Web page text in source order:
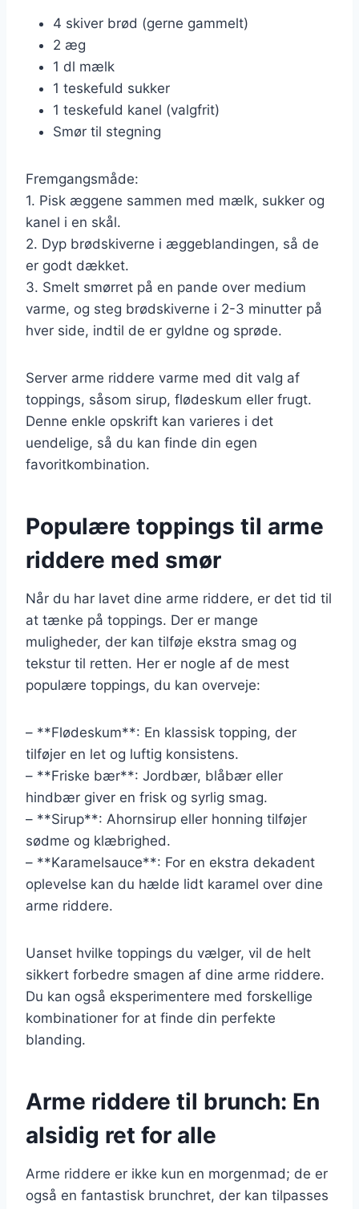
4 skiver brød (gerne gammelt)
2 æg
1 dl mælk
1 teskefuld sukker
1 teskefuld kanel (valgfrit)
Smør til stegning
Fremgangsmåde:
1. Pisk æggene sammen med mælk, sukker og
kanel i en skål.
2. Dyp brødskiverne i æggeblandingen, så de
er godt dækket.
3. Smelt smørret på en pande over medium
varme, og steg brødskiverne i 2-3 minutter på
hver side, indtil de er gyldne og sprøde.
Server arme riddere varme med dit valg af
toppings, såsom sirup, flødeskum eller frugt.
Denne enkle opskrift kan varieres i det
uendelige, så du kan finde din egen
favoritkombination.
Populære toppings til arme
riddere med smør
Når du har lavet dine arme riddere, er det tid til
at tænke på toppings. Der er mange
muligheder, der kan tilføje ekstra smag og
tekstur til retten. Her er nogle af de mest
populære toppings, du kan overveje:
– **Flødeskum**: En klassisk topping, der
tilføjer en let og luftig konsistens.
– **Friske bær**: Jordbær, blåbær eller
hindbær giver en frisk og syrlig smag.
– **Sirup**: Ahornsirup eller honning tilføjer
sødme og klæbrighed.
– **Karamelsauce**: For en ekstra dekadent
oplevelse kan du hælde lidt karamel over dine
arme riddere.
Uanset hvilke toppings du vælger, vil de helt
sikkert forbedre smagen af dine arme riddere.
Du kan også eksperimentere med forskellige
kombinationer for at finde din perfekte
blanding.
Arme riddere til brunch: En
alsidig ret for alle
Arme riddere er ikke kun en morgenmad; de er
også en fantastisk brunchret, der kan tilpasses